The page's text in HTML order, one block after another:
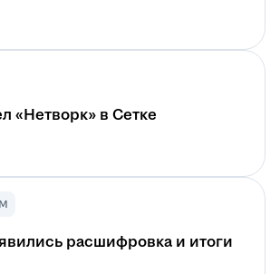
«Нетворк» в Сетке
расшифровка и итоги